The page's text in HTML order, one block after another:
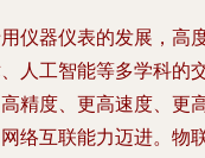
仪器仪表的发展，高
人工智能等多学科的
精度、更高速度、更
络互联能力迈进。物